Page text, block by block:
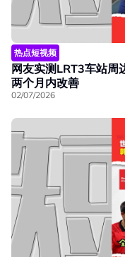
热点短视频
网友实测LRT3车站
两个月内改善
02/07/2026